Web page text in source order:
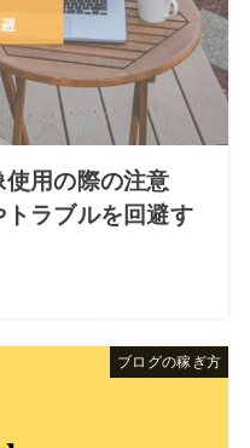
使用の際の注意
ラブルを回避す
ブログの稼ぎ方